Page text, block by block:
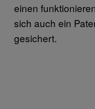
einen
sich auch ein
gesichert.